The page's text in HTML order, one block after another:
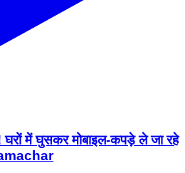
घरों में घुसकर मोबाइल-कपड़े ले जा रहे